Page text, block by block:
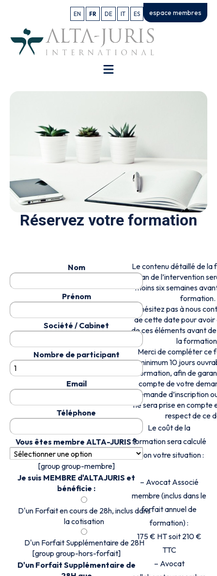
EN FR DE IT ES espace membres
Réservez votre formation
Nom
Prénom
Société / Cabinet
Nombre de participant
Email
Téléphone
Vous êtes membre ALTA-JURIS ?
[group group-membre]
Je suis MEMBRE d'ALTAJURIS et
bénéficie :
D'un Forfait en cours de 28h, inclus dans
la cotisation
D'un Forfait Supplémentaire de 28H
[group group-hors-forfait]
D'un Forfait Supplémentaire de
Le contenu détaillé de la
plan de l’intervention
moins six semaines
formation.
N’hésitez pas à nous
de cette date pour avoir
de ces éléments avant
la
Merci de compléter ce
minimum 10 jours
formation, afin de
compte de votre
demande d’inscription
ne sera prise en compte
respect de ce
Le coût de la
formation sera calculé
selon votre situation :
– Avocat Associé
membre (inclus dans le
forfait annuel de
formation) :
175 € HT soit 210 €
TTC
– Avocat